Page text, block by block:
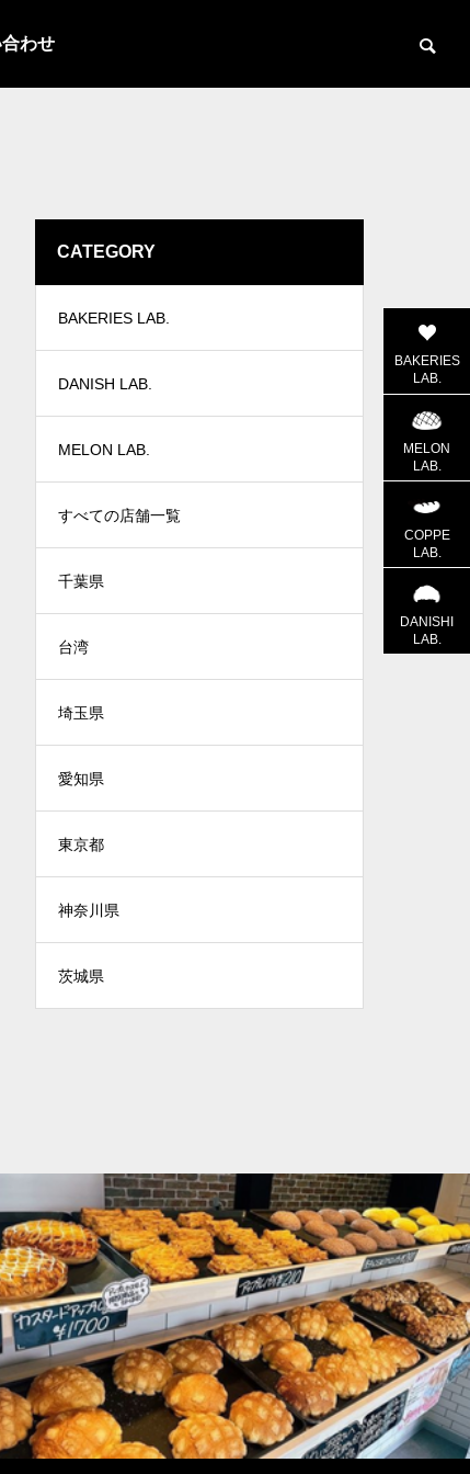
わせ
CATEGORY
BAKERIES LAB.
DANISH LAB.
MELON LAB.
すべての店舗一覧
千葉県
台湾
埼玉県
愛知県
東京都
神奈川県
茨城県
BAKERIES
LAB.
MELON
LAB.
COPPE
LAB.
DANISHI
LAB.